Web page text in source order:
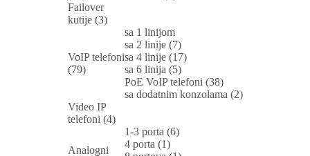
Failover
kutije (3)
VoIP telefoni
(79)
sa 1 linijom
sa 2 linije (7)
sa 4 linije (17)
sa 6 linija (5)
PoE VoIP telefoni (38)
sa dodatnim konzolama (2)
Video IP
telefoni (4)
Analogni
1-3 porta (6)
4 porta (1)